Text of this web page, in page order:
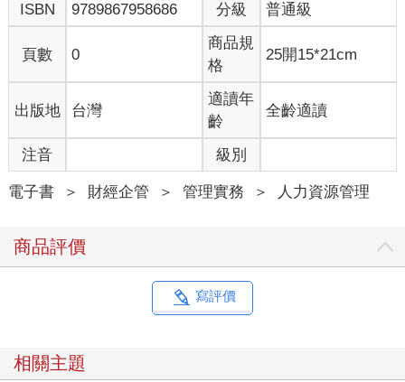
ISBN
9789867958686 分級 普通級
頁數 0
商品規
格
25開15*21cm
出版地 台灣
適讀年
齡
全齡適讀
注音 級別
電子書 ＞ 財經企管 ＞ 管理實務 ＞ 人力資源管理
商品評價
寫評價
相關主題